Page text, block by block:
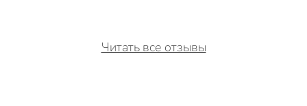
Читать все отзывы